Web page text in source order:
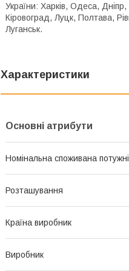
України: Харків, Одеса,
Кіровоград, Луцк, Полтава,
Луганськ.
Характеристики
Основні атрибути
Номінальна споживана
Розташування
Країна виробник
Виробник